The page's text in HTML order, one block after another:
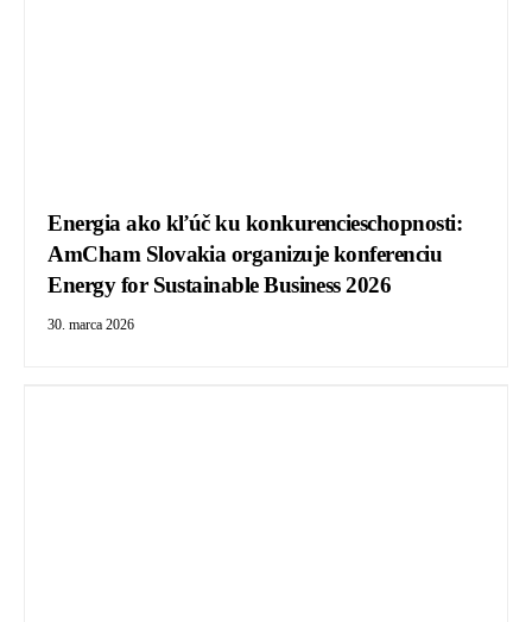
Energia ako kľúč ku konkurencieschopnosti:
AmCham Slovakia organizuje konferenciu
Energy for Sustainable Business 2026
30. marca 2026